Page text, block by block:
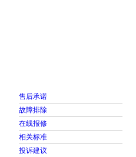
售后承诺
故障排除
在线报修
相关标准
投诉建议